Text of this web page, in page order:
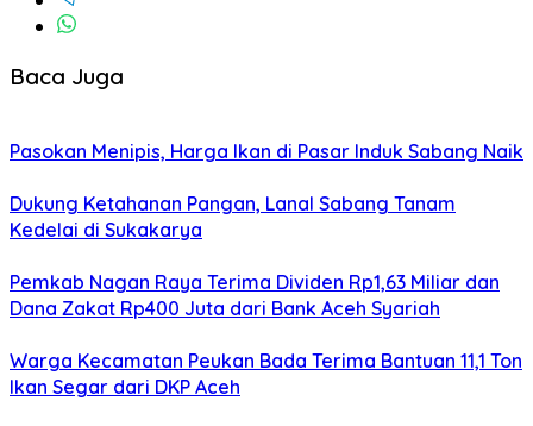
Baca Juga
Pasokan Menipis, Harga Ikan di Pasar Induk Sabang Naik
Dukung Ketahanan Pangan, Lanal Sabang Tanam
Kedelai di Sukakarya
Pemkab Nagan Raya Terima Dividen Rp1,63 Miliar dan
Dana Zakat Rp400 Juta dari Bank Aceh Syariah
Warga Kecamatan Peukan Bada Terima Bantuan 11,1 Ton
Ikan Segar dari DKP Aceh